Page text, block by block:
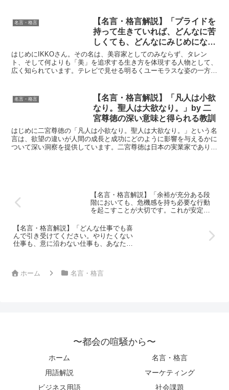
名言・格言
【名言・格言解説】「プライドを
持って生きていれば、どんなに苦
しくても、どんなにみじめになっ
ても、ぶれずに正しく生きていけ
る。」by IKKOの深い意味と得ら
れる教訓
はじめにIKKOさん。その名は、美容家としてのみならず、タレン
ト、そして何よりも「美」を追求する生き方を体現する人物として、
広く知られています。テレビで見せる明るくユーモラスな姿の一方
名言・格言
【名言・格言解説】「凡人は小欲
なり。聖人は大欲なり。」by 二
宮尊徳の深い意味と得られる教訓
はじめに二宮尊徳の「凡人は小欲なり。聖人は大欲なり。」という名
言は、欲望の違いが人間の成長と成功にどのように影響を与えるかに
ついて深い洞察を提供しています。二宮尊徳は日本の実業家であり、
【名言・格言解説】「余裕が充分ある段
階においても、危機感を持ち必要な行動
を起こすことが大切です。これが安定し
深い意味と得られる教訓
【名言・格言解説】「どんな仕事でも喜
んで引き受けてください。やりたくない
仕事も、意に沿わない仕事も、あなたを
ホーム
名言・格言
〜都会の喧騒から〜
ホーム
名言・格言
用語解説
マーケティング
ビジネス用語
社会課題